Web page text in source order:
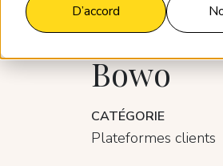
D’accord
Bowo
CATÉGORIE
Plateformes clients